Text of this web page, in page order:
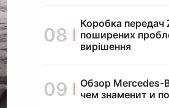
Коробка передач
поширених
вирішення
Обзор Mercedes-
чем знаменит и